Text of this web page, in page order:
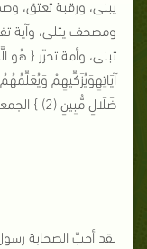
يبنى، ورقبة تعتق،
ومصحف يتلى، وآية
تبنى، وأمة تحرّر { هُوَ
آيَاتِهِوَيُزَكِّيهِمْ
ضَلَالٍ مُّبِينٍ (2) } الجمعة.
لقد أحبّ الصحابة